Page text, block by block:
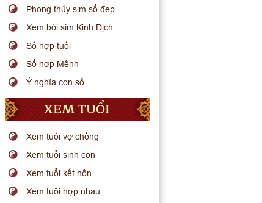
Phong thủy sim số đẹp
Xem bói sim Kinh Dịch
Số hợp tuổi
Số hợp Mệnh
Ý nghĩa con số
XEM TUỔI
Xem tuổi vợ chồng
Xem tuổi sinh con
Xem tuổi kết hôn
Xem tuổi hợp nhau